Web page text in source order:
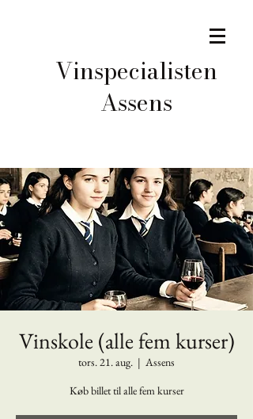
Vinspecialisten
Assens
Vinskole (alle fem kurser)
tors. 21. aug.
  |
Assens
Køb billet til alle fem kurser